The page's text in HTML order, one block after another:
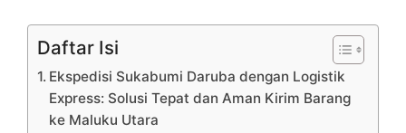
Daftar Isi
Ekspedisi Sukabumi Daruba dengan Logistik
Express: Solusi Tepat dan Aman Kirim Barang
ke Maluku Utara